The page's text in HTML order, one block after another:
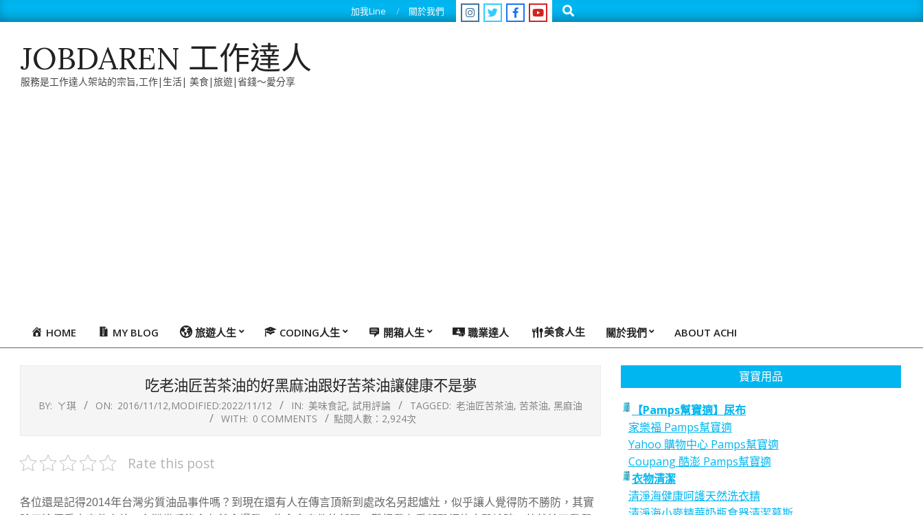
to
加我Line 關於我們 Search
JOBDAREN 工作達人
服務是工作達人架站的宗旨,工作|生活| 美食|旅遊|省錢～愛分享
PrimaryHOME MY BLOG 旅遊人生 CODING人生 開箱人生 職業達人 美食人生 關於我們 ABOUT ACHI
吃老油匠苦茶油的好黑麻油跟好苦茶油讓健康不是夢
BY: ㄚ琪 ON: 2016/11/12,MODIFIED:2022/11/12 IN: 美味食記, 試用評論 TAGGED: 老油匠苦茶油, 苦茶油, 黑麻油
WITH: 0 COMMENTS 點閱人數：2,924次
Rate this post
各位還是記得2014年台灣劣質油品事件嗎？到現在還有人在傳言頂新到處改名另起爐灶，似乎讓人覺得防不勝防，其實
寶寶用品
【Pamps幫寶適】尿布
家樂福 Pamps幫寶適
Yahoo 購物中心 Pamps幫寶適
Coupang 酷澎 Pamps幫寶適
衣物清潔
清淨海健康呵護天然洗衣精